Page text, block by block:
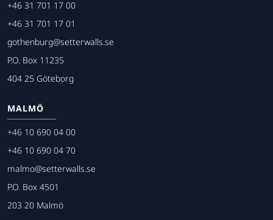
+46 31 701 17 00
+46 31 701 17 01
gothenburg@setterwalls.se
P.O. Box 11235
404 25 Göteborg
MALMÖ
+46 10 690 04 00
+46 10 690 04 70
malmo@setterwalls.se
P.O. Box 4501
203 20 Malmö